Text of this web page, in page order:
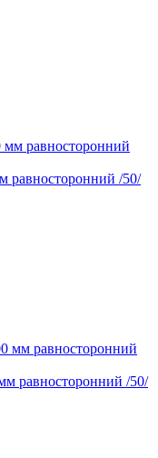
равносторонний /50/
равносторонний /50/